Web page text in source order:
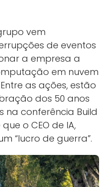
vem
de eventos
a empresa a
em nuvem
as ações, estão
dos 50 anos
na conferência Build
o CEO de IA,
“lucro de guerra”.